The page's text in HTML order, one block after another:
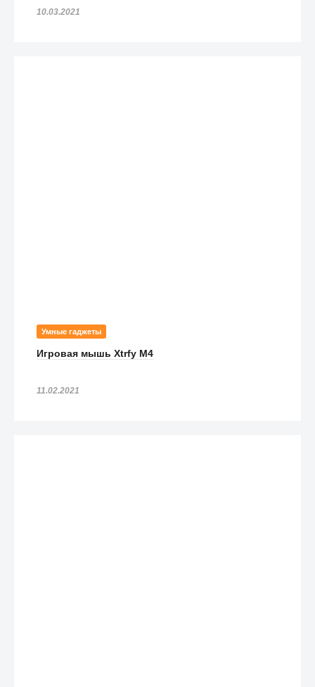
10.03.2021
Умные гаджеты
Игровая мышь Xtrfy M4
11.02.2021